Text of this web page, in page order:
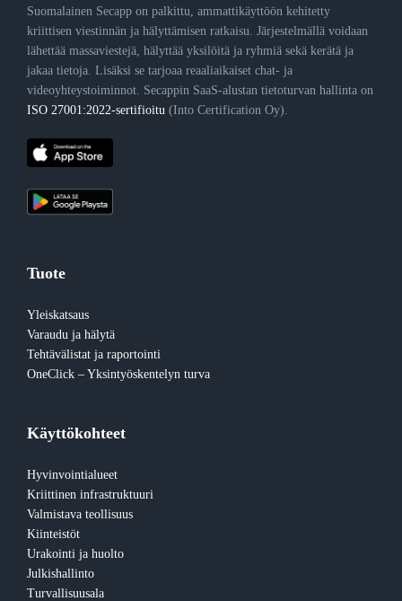
Suomalainen Secapp on palkittu, ammattikäyttöön kehitetty
kriittisen viestinnän ja hälyttämisen ratkaisu. Järjestelmällä voidaan
lähettää massaviestejä, hälyttää yksilöitä ja ryhmiä sekä kerätä ja
jakaa tietoja. Lisäksi se tarjoaa reaaliaikaiset chat- ja
videoyhteystoiminnot. Secappin SaaS-alustan tietoturvan hallinta on
ISO 27001:2022-sertifioitu (Into Certification Oy).
Tuote
Yleiskatsaus
Varaudu ja hälytä
Tehtävälistat ja raportointi
OneClick – Yksintyöskentelyn turva
Käyttökohteet
Hyvinvointialueet
Kriittinen infrastruktuuri
Valmistava teollisuus
Kiinteistöt
Urakointi ja huolto
Julkishallinto
Turvallisuusala